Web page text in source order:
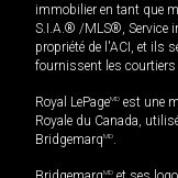
immobilier en tant que
S.I.A.® /MLS®, Service
propriété de l'ACI, et ils
fournissent les courtiers
Royal LePageMD est une
Royale du Canada,
BridgemarqMD.
MD